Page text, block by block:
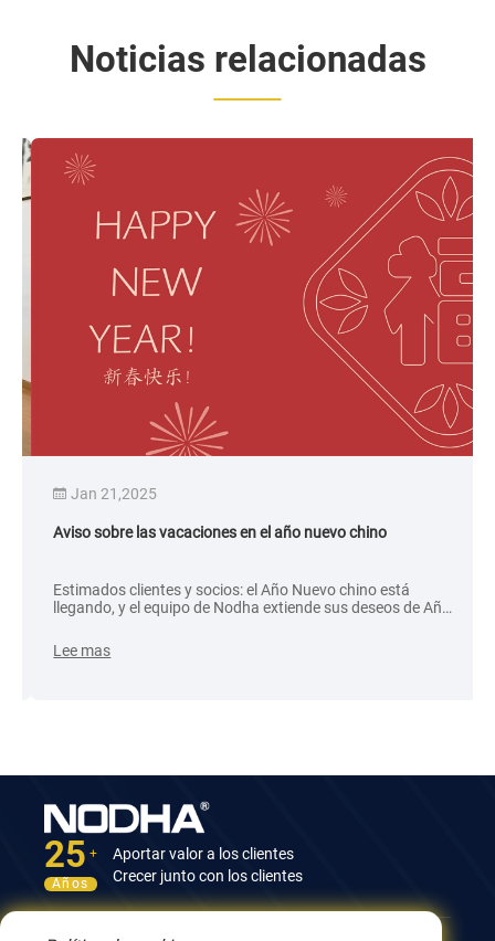
Noticias relacionadas
Jan 21,2025
Aviso sobre las vacaciones en el año nuevo chino
Estimados clientes y socios: el Año Nuevo chino está
llegando, y el equipo de Nodha extiende sus deseos de Año
vacaciones el 24 de enero y volveremos a trabajar el 4 de
febrero.
Lee mas
25 +
Años
Aportar valor a los clientes
Crecer junto con los clientes